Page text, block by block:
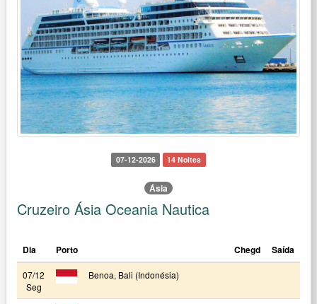
07-12-2026 14 Noites
Ásia
Cruzeiro Ásia Oceania Nautica
Dia Porto Chegd Saída
07/12
Seg
Benoa, Bali (Indonésia)